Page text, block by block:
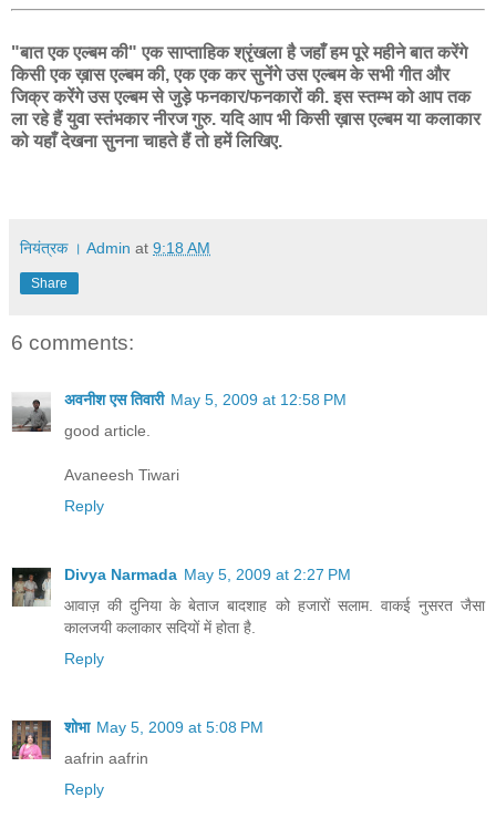
"बात एक एल्बम की" एक साप्ताहिक श्रृंखला है जहाँ हम पूरे महीने बात करेंगे
किसी एक ख़ास एल्बम की, एक एक कर सुनेंगे उस एल्बम के सभी गीत और
जिक्र करेंगे उस एल्बम से जुड़े फनकार/फनकारों की. इस स्तम्भ को आप तक
ला रहे हैं युवा स्तंभकार नीरज गुरु. यदि आप भी किसी ख़ास एल्बम या कलाकार
को यहाँ देखना सुनना चाहते हैं तो हमें लिखिए.
नियंत्रक । Admin at 9:18 AM
Share
6 comments:
अवनीश एस तिवारी May 5, 2009 at 12:58 PM
good article.
Avaneesh Tiwari
Reply
Divya Narmada May 5, 2009 at 2:27 PM
आवाज़ की दुनिया के बेताज बादशाह को हजारों सलाम. वाकई नुसरत जैसा
कालजयी कलाकार सदियों में होता है.
Reply
शोभा May 5, 2009 at 5:08 PM
aafrin aafrin
Reply